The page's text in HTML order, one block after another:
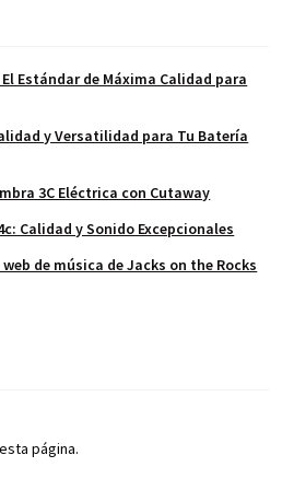
Estándar de Máxima Calidad para
y Versatilidad para Tu Batería
3C Eléctrica con Cutaway
Calidad y Sonido Excepcionales
de música de Jacks on the Rocks
página.